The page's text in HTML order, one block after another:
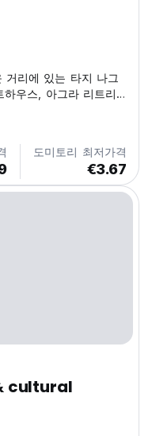
거리에 있는 타지 나그
우스, 아그라 리트리
서 이전과는 전혀 다른
요. 눈을 뜨고 몇 분 안
있을 거예요. 아그라
것을 탐험하기에 완벽한
다....
도미토리 최저가격
€3.67
cultural